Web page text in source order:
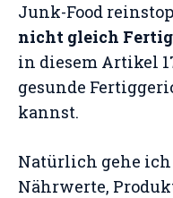
Junk-Food
nicht gleich
in diesem Artikel
gesunde
kannst.
Natürlich gehe
Nährwerte,